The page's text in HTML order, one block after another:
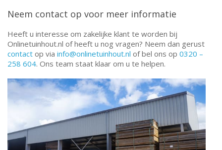
Neem contact op voor meer informatie
Heeft u interesse om zakelijke klant te worden bij
Onlinetuinhout.nl of heeft u nog vragen? Neem dan gerust
contact op via info@onlinetuinhout.nl of bel ons op 0320 –
258 604. Ons team staat klaar om u te helpen.